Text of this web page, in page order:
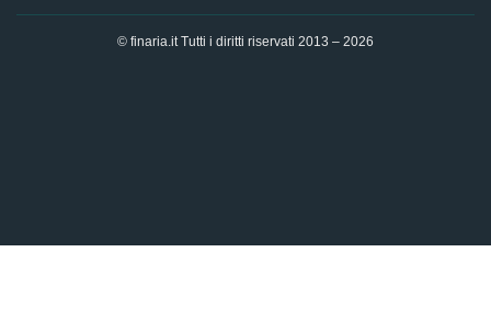
© finaria.it Tutti i diritti riservati 2013 – 2026